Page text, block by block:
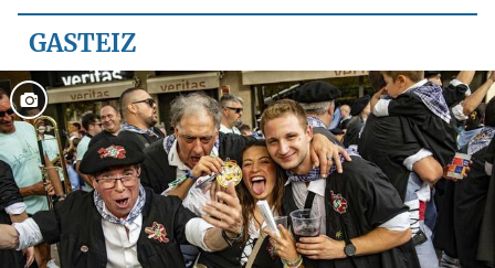
GASTEIZ